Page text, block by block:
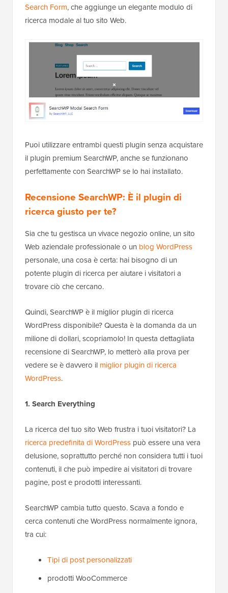
Search Form, che aggiunge un elegante modulo di
ricerca modale al tuo sito Web.
Puoi utilizzare entrambi questi plugin senza acquistare
il plugin premium SearchWP, anche se funzionano
perfettamente con SearchWP se lo hai installato.
Recensione SearchWP: È il plugin di
ricerca giusto per te?
Sia che tu gestisca un vivace negozio online, un sito
Web aziendale professionale o un blog WordPress
personale, una cosa è certa: hai bisogno di un
potente plugin di ricerca per aiutare i visitatori a
trovare ciò che cercano.
Quindi, SearchWP è il miglior plugin di ricerca
WordPress disponibile? Questa è la domanda da un
milione di dollari, scopriamolo! In questa dettagliata
recensione di SearchWP, lo metterò alla prova per
vedere se è davvero il miglior plugin di ricerca
WordPress.
1. Search Everything
La ricerca del tuo sito Web frustra i tuoi visitatori? La
ricerca predefinita di WordPress può essere una vera
delusione, soprattutto perché non considera tutti i tuoi
contenuti, il che può impedire ai visitatori di trovare
pagine, post e prodotti interessanti.
SearchWP cambia tutto questo. Scava a fondo e
cerca contenuti che WordPress normalmente ignora,
tra cui:
Tipi di post personalizzati
prodotti WooCommerce